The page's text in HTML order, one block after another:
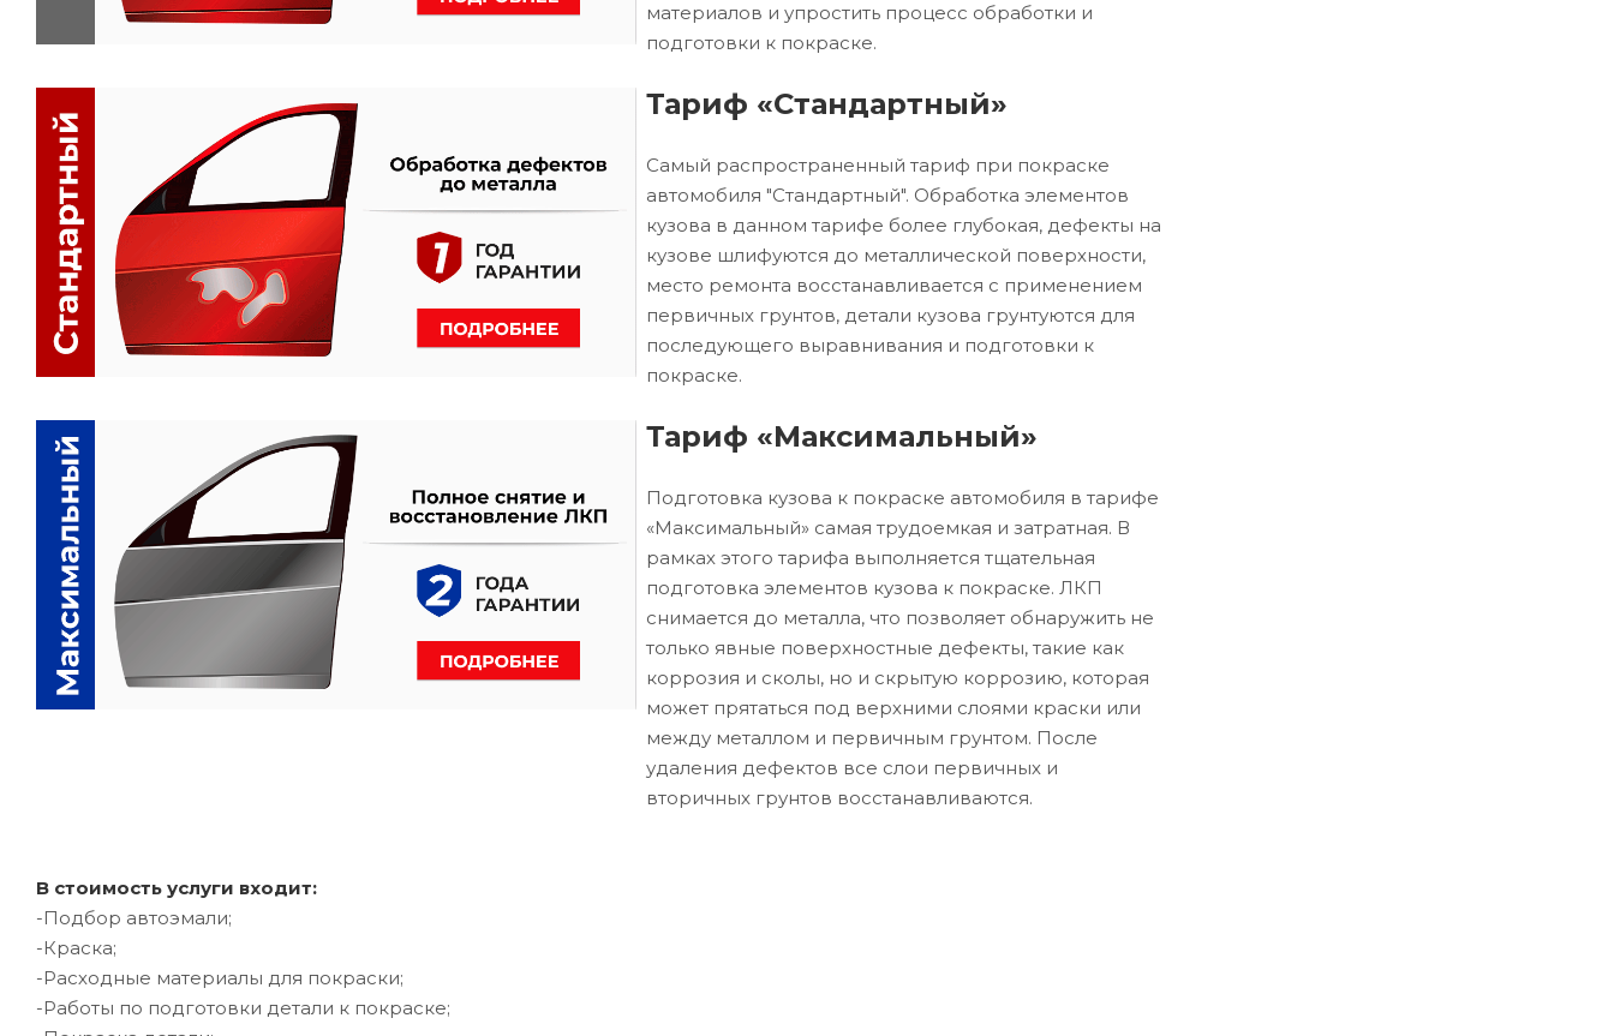
материалов и упростить процесс обработки и
подготовки к покраске.
Тариф «Стандартный»
Самый распространенный тариф при покраске
автомобиля "Стандартный". Обработка элементов
кузова в данном тарифе более глубокая, дефекты на
кузове шлифуются до металлической поверхности,
место ремонта восстанавливается с применением
первичных грунтов, детали кузова грунтуются для
последующего выравнивания и подготовки к
покраске.
Тариф «Максимальный»
Подготовка кузова к покраске автомобиля в тарифе
«Максимальный» самая трудоемкая и затратная. В
рамках этого тарифа выполняется тщательная
подготовка элементов кузова к покраске. ЛКП
снимается до металла, что позволяет обнаружить не
только явные поверхностные дефекты, такие как
коррозия и сколы, но и скрытую коррозию, которая
может прятаться под верхними слоями краски или
между металлом и первичным грунтом. После
удаления дефектов все слои первичных и
вторичных грунтов восстанавливаются.
В стоимость услуги входит:
-Подбор автоэмали;
-Краска;
-Расходные материалы для покраски;
-Работы по подготовки детали к покраске;